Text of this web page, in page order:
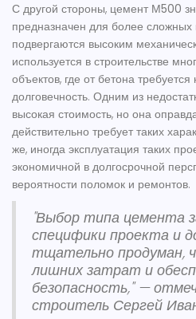
С другой стороны, цемент М500
предназначен для более сложных
подвергаются высоким
используется в строительстве
объектов, где от бетона
долговечность. Одним из
высокая стоимость, но она
действительно требует таких
же, иногда эксплуатация таких
экономичной в долгосрочной
вероятности поломок и ремонтов.
"Выбор типа цемента
специфики проекта и
тщательно продуман,
лишних затрат и
безопасность," —
строитель Сергей